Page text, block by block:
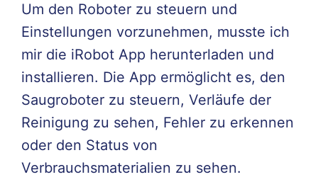
Um den Roboter zu steuern und
Einstellungen vorzunehmen, musste ich
mir die iRobot App herunterladen und
installieren. Die App ermöglicht es, den
Saugroboter zu steuern, Verläufe der
Reinigung zu sehen, Fehler zu erkennen
oder den Status von
Verbrauchsmaterialien zu sehen.